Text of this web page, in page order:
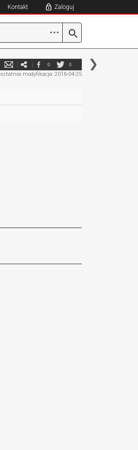
Kontakt Zaloguj
⋯
0 0
ostatnia modyfikacja: 2016-04-25